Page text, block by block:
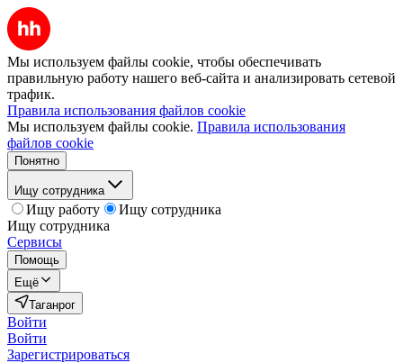
Мы используем файлы cookie, чтобы обеспечивать
правильную работу нашего веб-сайта и анализировать сетевой
трафик.
Правила использования файлов cookie
Мы используем файлы cookie. Правила использования
файлов cookie
Понятно
Ищу сотрудника
Ищу работу
Ищу сотрудника
Ищу сотрудника
Сервисы
Помощь
Ещё
Таганрог
Войти
Войти
Зарегистрироваться